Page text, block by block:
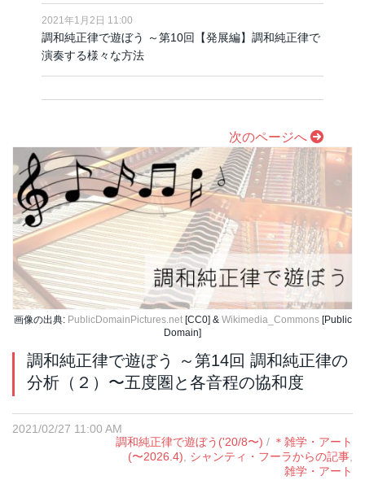
2021年1月2日 11:00
調和純正律で遊ぼう ～第10回【発展編】調和純正律で
演奏する様々な方法
次のページへ
画像の出典: PublicDomainPictures.net[CC0] & Wikimedia_Commons[Public
Domain]
調和純正律で遊ぼう ～第14回 調和純正律の
分析（２）〜五度圏と各音程の協和度
2021/02/27 11:00 AM
調和純正律で遊ぼう('20/8〜) / ＊雑学・アート
(〜2026.4), シャンティ・フーラからの記事,
雑学・アート